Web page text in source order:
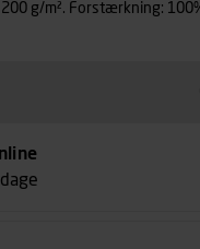
g/m². Forstærkning: